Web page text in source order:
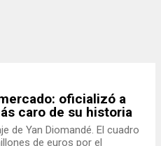
oficializó a
caro de su historia
de Yan Diomandé. El cuadro
de euros por el